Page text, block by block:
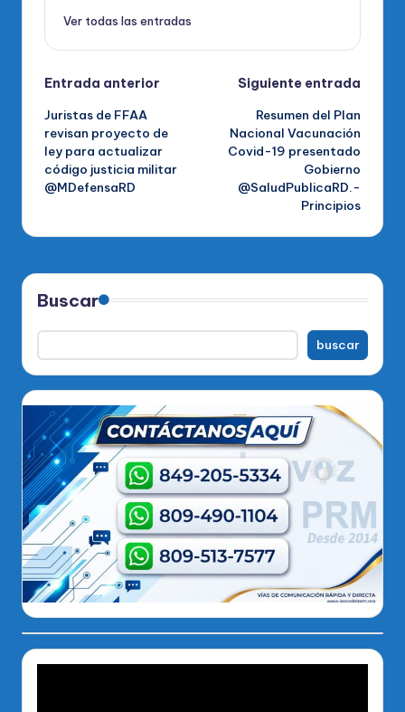
Ver todas las entradas
Navegación
de
entradas
Entrada anterior
Juristas de FFAA
revisan proyecto de
ley para actualizar
código justicia militar
@MDefensaRD
Siguiente entrada
Resumen del Plan
Nacional Vacunación
Covid-19 presentado
Gobierno
@SaludPublicaRD.-
Principios
Buscar
buscar